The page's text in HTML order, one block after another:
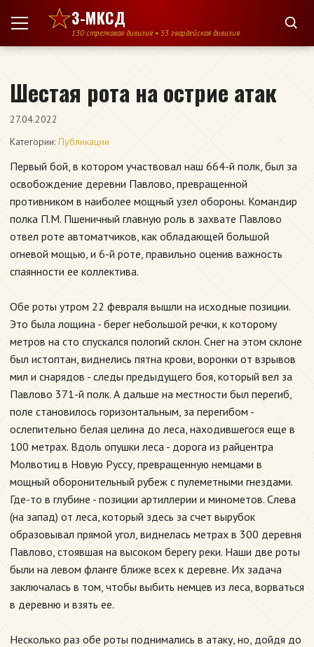
Перейти к содержимому
3-МКСД
130 стрелковая дивизия • 53 гвардейская дивизия
Шестая рота на острие атак
27.04.2022
Категории: Публикации
Первый бой, в котором участвовал наш 664-й полк, был за
освобождение деревни Павлово, превращенной
противником в наиболее мощный узел обороны. Командир
полка П.М. Пшеничный главную роль в захвате Павлово
отвел роте автоматчиков, как обладающей большой
огневой мощью, и 6-й роте, правильно оценив важность
спаянности ее коллектива.
Обе роты утром 22 февраля вышли на исходные позиции.
Это была лощина - берег небольшой речки, к которому
метров на сто спускался пологий склон. Снег на этом склоне
был истоптан, виднелись пятна крови, воронки от взрывов
мил и снарядов - следы предыдущего боя, который вел за
Павлово 371-й полк. А дальше на местности был перегиб,
поле становилось горизонтальным, за перегибом -
ослепительно белая целина до леса, находившегося еще в
100 метрах. Вдоль опушки леса - дорога из райцентра
Молвотиц в Новую Руссу, превращенную немцами в
мощный оборонительный рубеж с пулеметными гнездами.
Где-то в глубине - позиции артиллерии и минометов. Слева
(на запад) от леса, который здесь за счет вырубок
образовывал прямой угол, виднелась метрах в 300 деревня
Павлово, стоявшая на высоком берегу реки. Наши две роты
были на левом фланге ближе всех к деревне. Их задача
заключалась в том, чтобы выбить немцев из леса, ворваться
в деревню и взять ее.
Несколько раз обе роты поднимались в атаку, но, дойдя до